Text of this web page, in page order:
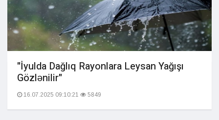
"İyulda Dağlıq Rayonlara Leysan Yağışı
Gözlənilir"
16.07.2025 09:10:21 5849